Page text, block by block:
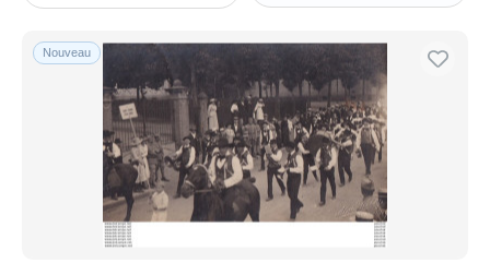
Europe
France
[68] Haut-Rhin
Guebwiller
En cours
Prix fixes
Enchères avec offres
Enchères sans offres
Maisons de vente
Vendus
Toutes les durées
Nouveau